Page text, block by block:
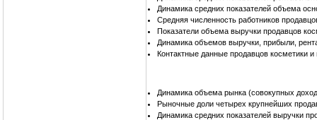
Динамика средних показателей объема
Средняя численность работников
Показатели объема выручки продавцов
Динамика объемов выручки, прибыли,
Контактные данные продавцов косметики
Динамика объема рынка (совокупных
Рыночные доли четырех крупнейших
Динамика средних показателей выручки